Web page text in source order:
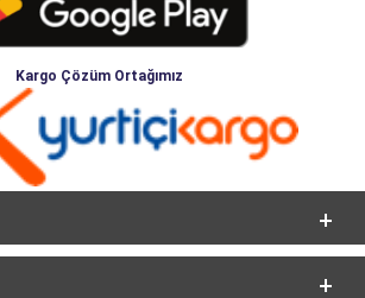
Kargo Çözüm Ortağımız